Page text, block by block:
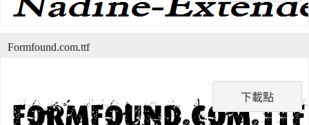
下載點
Formfound.com.ttf